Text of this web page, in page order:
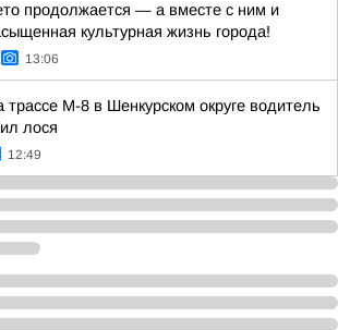
продолжается — а вместе с ним и
культурная жизнь города!
13:06
трассе М-8 в Шенкурском округе водитель
лося
12:49